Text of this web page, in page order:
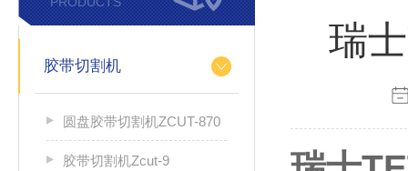
胶带切割机
圆盘胶带切割机ZCUT-870
胶带切割机Zcut-9
瑞